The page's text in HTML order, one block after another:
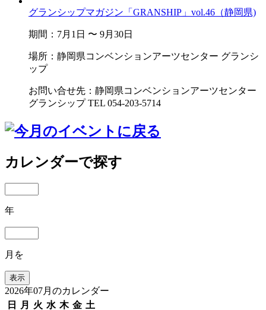
グランシップマガジン「GRANSHIP」vol.46（静岡県)
期間：7月1日 〜 9月30日
場所：静岡県コンベンションアーツセンター グランシ
ップ
お問い合せ先：静岡県コンベンションアーツセンター
グランシップ TEL 054-203-5714
カレンダーで探す
年
月を
2026年07月のカレンダー
日
月 火 水 木 金 土